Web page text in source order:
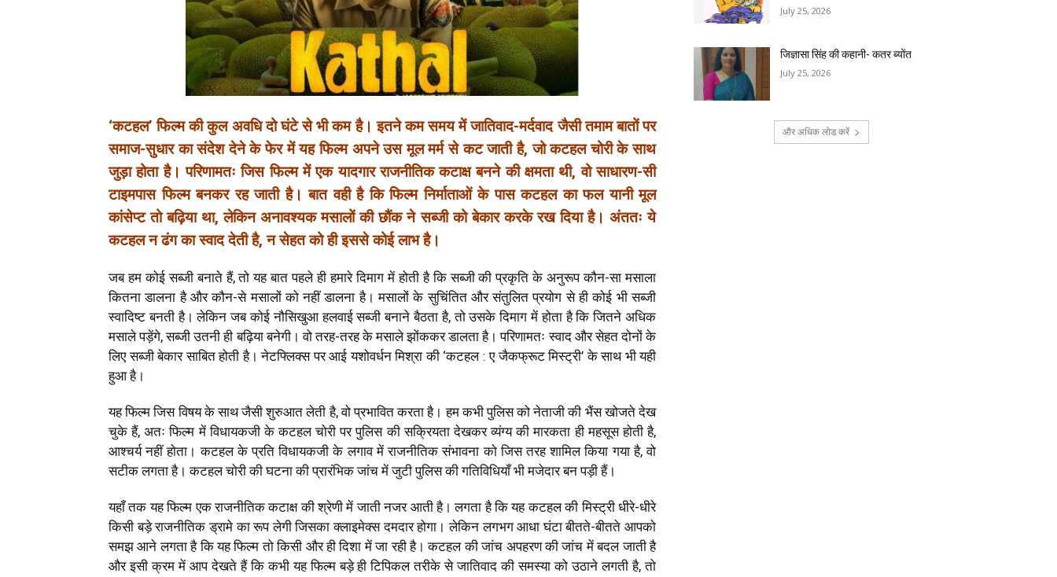
‘कटहल’ फिल्म की कुल अवधि दो घंटे से भी कम है। इतने कम समय में जातिवाद-मर्दवाद जैसी तमाम बातों पर
समाज-सुधार का संदेश देने के फेर में यह फिल्म अपने उस मूल मर्म से कट जाती है, जो कटहल चोरी के साथ
जुड़ा होता है। परिणामतः जिस फिल्म में एक यादगार राजनीतिक कटाक्ष बनने की क्षमता थी, वो साधारण-सी
टाइमपास फिल्म बनकर रह जाती है। बात वही है कि फिल्म निर्माताओं के पास कटहल का फल यानी मूल
कांसेप्ट तो बढ़िया था, लेकिन अनावश्यक मसालों की छौंक ने सब्जी को बेकार करके रख दिया है। अंततः ये
कटहल न ढंग का स्वाद देती है, न सेहत को ही इससे कोई लाभ है।
जब हम कोई सब्जी बनाते हैं, तो यह बात पहले ही हमारे दिमाग में होती है कि सब्जी की प्रकृति के अनुरूप कौन-सा मसाला
कितना डालना है और कौन-से मसालों को नहीं डालना है। मसालों के सुचिंतित और संतुलित प्रयोग से ही कोई भी सब्जी
स्वादिष्ट बनती है। लेकिन जब कोई नौसिखुआ हलवाई सब्जी बनाने बैठता है, तो उसके दिमाग में होता है कि जितने अधिक
मसाले पड़ेंगे, सब्जी उतनी ही बढ़िया बनेगी। वो तरह-तरह के मसाले झोंककर डालता है। परिणामतः स्वाद और सेहत दोनों के
लिए सब्जी बेकार साबित होती है। नेटफ्लिक्स पर आई यशोवर्धन मिश्रा की ‘कटहल : ए जैकफ्रूट मिस्ट्री’ के साथ भी यही
हुआ है।
यह फिल्म जिस विषय के साथ जैसी शुरुआत लेती है, वो प्रभावित करता है। हम कभी पुलिस को नेताजी की भैंस खोजते देख
चुके हैं, अतः फिल्म में विधायकजी के कटहल चोरी पर पुलिस की सक्रियता देखकर व्यंग्य की मारकता ही महसूस होती है,
आश्चर्य नहीं होता। कटहल के प्रति विधायकजी के लगाव में राजनीतिक संभावना को जिस तरह शामिल किया गया है, वो
सटीक लगता है। कटहल चोरी की घटना की प्रारंभिक जांच में जुटी पुलिस की गतिविधियाँ भी मजेदार बन पड़ी हैं।
यहाँ तक यह फिल्म एक राजनीतिक कटाक्ष की श्रेणी में जाती नजर आती है। लगता है कि यह कटहल की मिस्ट्री धीरे-धीरे
किसी बड़े राजनीतिक ड्रामे का रूप लेगी जिसका क्लाइमेक्स दमदार होगा। लेकिन लगभग आधा घंटा बीतते-बीतते आपको
समझ आने लगता है कि यह फिल्म तो किसी और ही दिशा में जा रही है। कटहल की जांच अपहरण की जांच में बदल जाती है
और इसी क्रम में आप देखते हैं कि कभी यह फिल्म बड़े ही टिपिकल तरीके से जातिवाद की समस्या को उठाने लगती है, तो
July 25, 2026
जिज्ञासा सिंह की कहानी- कतर ब्योंत
July 25, 2026
और अधिक लोड करें